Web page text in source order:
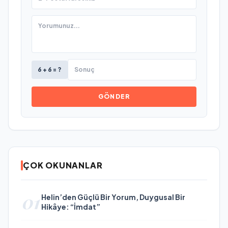
6 + 6 = ?
GÖNDER
ÇOK OKUNANLAR
01 Helin’den Güçlü Bir Yorum, Duygusal Bir
Hikâye: “İmdat”